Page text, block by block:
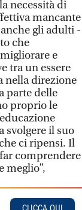
necessità di
mancante
gli adulti -
che
e
tra un essere
nella direzione
parte delle
proprio le
svolgere il suo
ci ripensi. Il
comprendere
meglio”,